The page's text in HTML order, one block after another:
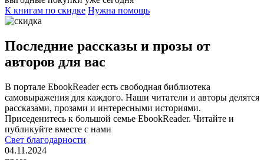
К книгам по скидке Нужна помощь
Последние рассказы и прозы от
авторов для вас
В портале EbookReader есть свободная библиотека
самовыражения для каждого. Наши читатели и авторы делятся
рассказами, прозами и интересными историями.
Приседенитесь к большой семье EbookReader. Читайте и
публикуйте вместе с нами
Свет благодарности
04.11.2024